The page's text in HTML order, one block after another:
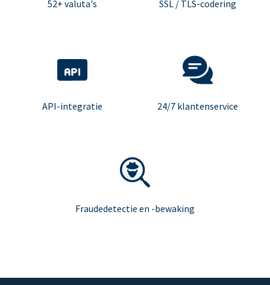
52+ valuta's SSL / TLS-codering
API-integratie 24/7 klantenservice
Fraudedetectie en -bewaking